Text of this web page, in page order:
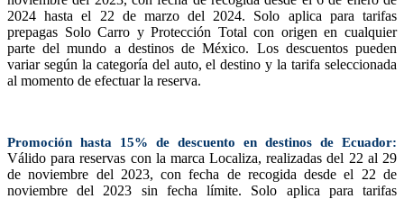
2024 hasta el 22 de marzo del 2024. Solo aplica para tarifas
prepagas Solo Carro y Protección Total con origen en cualquier
parte del mundo a destinos de México. Los descuentos pueden
variar según la categoría del auto, el destino y la tarifa seleccionada
al momento de efectuar la reserva.
Promoción hasta 15% de descuento en destinos de Ecuador:
Válido para reservas con la marca Localiza, realizadas del 22 al 29
de noviembre del 2023, con fecha de recogida desde el 22 de
noviembre del 2023 sin fecha límite. Solo aplica para tarifas